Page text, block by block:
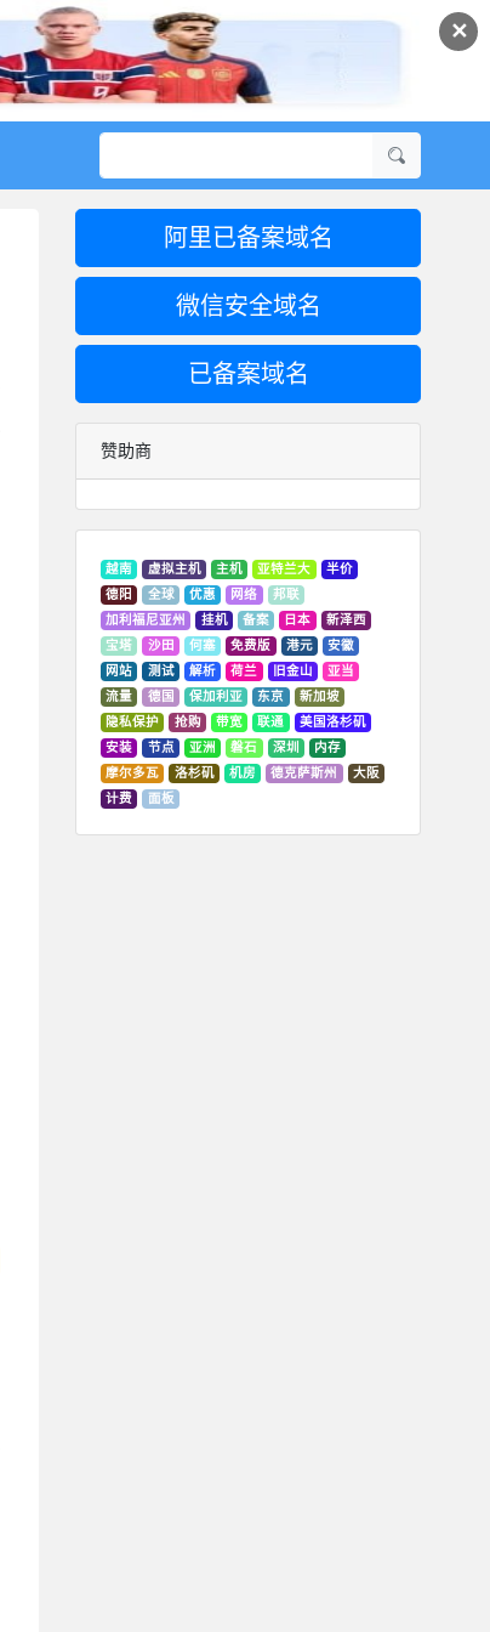
✕
阿里已备案域名
微信安全域名
已备案域名
赞助商
越南 虚拟主机 主机 亚特兰大
半价
德阳
全球 优惠 网络
邦联
加利福尼亚州
挂机 备案 日本
新泽西
宝塔
沙田 何塞 免费版 港元
安徽
网站
测试 解析 荷兰 旧金山
亚当
流量
德国 保加利亚 东京
新加坡
隐私保护
抢购 带宽 联通
美国洛杉矶
安装
节点 亚洲 磐石 深圳
内存
摩尔多瓦
洛杉矶 机房 德克萨斯州
大阪
计费
面板